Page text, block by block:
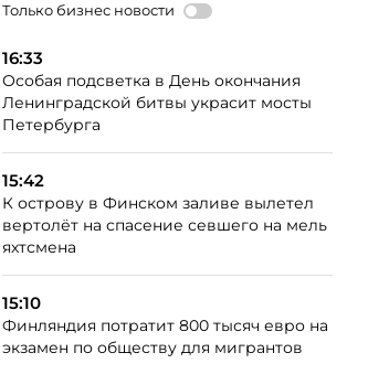
Только бизнес новости
16:33
Особая подсветка в День окончания
Ленинградской битвы украсит мосты
Петербурга
15:42
К острову в Финском заливе вылетел
вертолёт на спасение севшего на мель
яхтсмена
15:10
Финляндия потратит 800 тысяч евро на
экзамен по обществу для мигрантов